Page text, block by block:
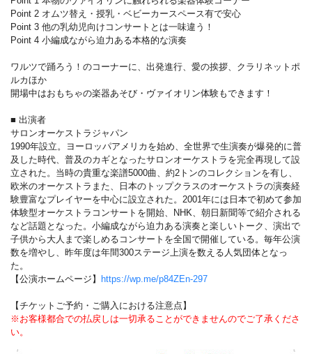
Point 2 オムツ替え・授乳・ベビーカースペース有で安心
Point 3 他の乳幼児向けコンサートとは一味違う！
Point 4 小編成ながら迫力ある本格的な演奏
ワルツで踊ろう！のコーナーに、出発進行、愛の挨拶、クラリネットポ
ルカほか
開場中はおもちゃの楽器あそび・ヴァイオリン体験もできます！
■ 出演者
サロンオーケストラジャパン
1990年設立。ヨーロッパアメリカを始め、全世界で生演奏が爆発的に普
及した時代、普及のカギとなったサロンオーケストラを完全再現して設
立された。当時の貴重な楽譜5000曲、約2トンのコレクションを有し、
欧米のオーケストラまた、日本のトップクラスのオーケストラの演奏経
験豊富なプレイヤーを中心に設立された。2001年には日本で初めて参加
体験型オーケストラコンサートを開始、NHK、朝日新聞等で紹介される
など話題となった。小編成ながら迫力ある演奏と楽しいトーク、演出で
子供から大人まで楽しめるコンサートを全国で開催している。毎年公演
数を増やし、昨年度は年間300ステージ上演を数える人気団体となっ
た。
【公演ホームページ】 https://wp.me/p84ZEn-297
【チケットご予約・ご購入における注意点】
※お客様都合での払戻しは一切承ることができませんのでご了承くださ
い。